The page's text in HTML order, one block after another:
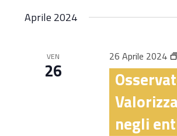
Aprile 2024
VEN
26
26 Aprile 2024
negli